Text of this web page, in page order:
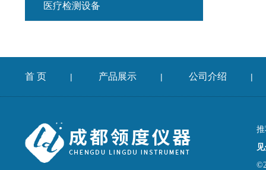
医疗检测设备
首 页 | 产品展示 | 公司介绍 |